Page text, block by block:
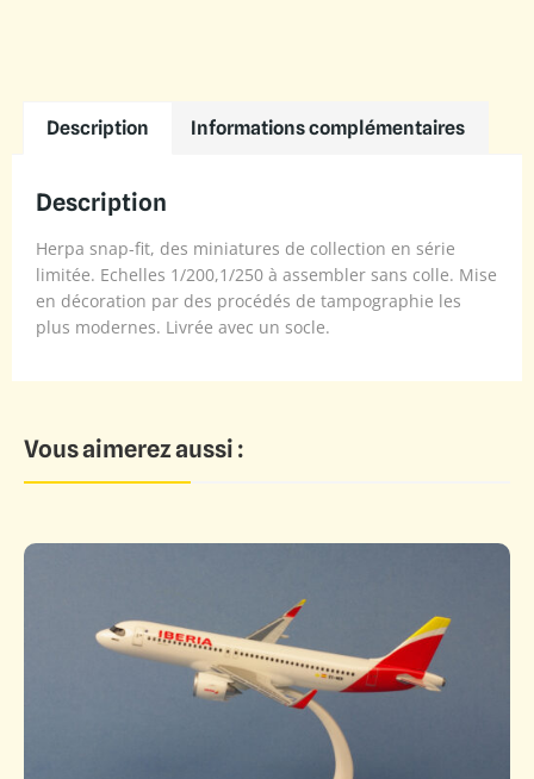
Description Informations complémentaires
Description
Herpa snap-fit, des miniatures de collection en série
limitée. Echelles 1/200,1/250 à assembler sans colle. Mise
en décoration par des procédés de tampographie les
plus modernes. Livrée avec un socle.
Vous aimerez aussi :